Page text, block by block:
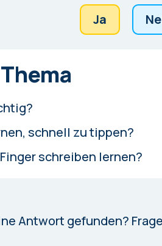
Ja
schnell zu tippen?
schreiben lernen?
Antwort gefunden?